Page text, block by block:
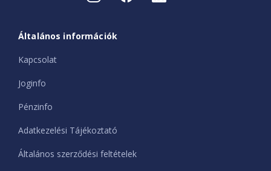
Általános információk
Kapcsolat
Joginfo
Pénzinfo
Adatkezelési Tájékoztató
Általános szerződési feltételek